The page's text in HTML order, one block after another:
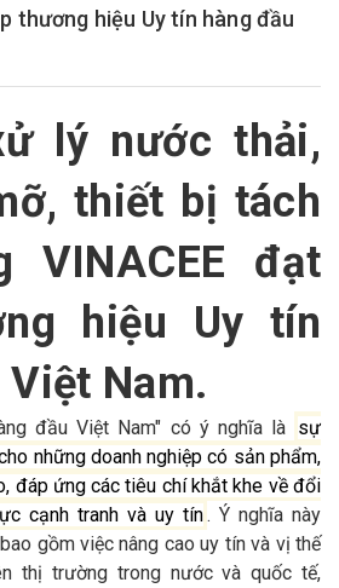
thương hiệu Uy tín hàng đầu
lý nước thải,
thiết bị tách
VINACEE đạt
hiệu Uy tín
Việt Nam.
đầu Việt Nam" có ý nghĩa là sự
những doanh nghiệp có sản phẩm,
đáp ứng các tiêu chí khắt khe về đổi
cạnh tranh và uy tín . Ý nghĩa này
gồm việc nâng cao uy tín và vị thế
thị trường trong nước và quốc tế,